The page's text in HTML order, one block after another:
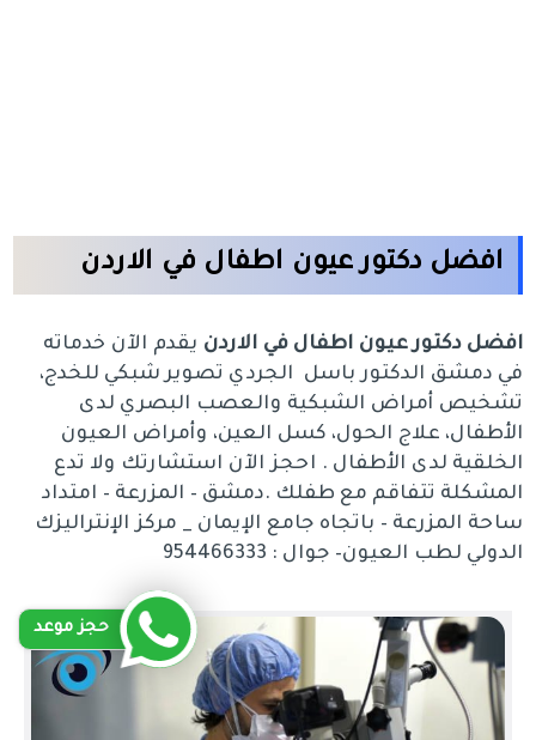
افضل دكتور عيون اطفال في الاردن
افضل دكتور عيون اطفال في الاردن يقدم الآن خدماته
في دمشق الدكتور باسل الجردي تصوير شبكي للخدج،
تشخيص أمراض الشبكية والعصب البصري لدى
الأطفال، علاج الحول، كسل العين، وأمراض العيون
الخلقية لدى الأطفال . احجز الآن استشارتك ولا تدع
المشكلة تتفاقم مع طفلك .دمشق – المزرعة – امتداد
ساحة المزرعة – باتجاه جامع الإيمان _ مركز الإنتراليزك
الدولي لطب العيون– جوال : 954466333
حجز موعد